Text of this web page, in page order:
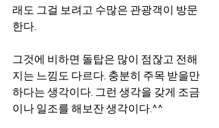
래도 그걸 보려고 수많은 관광객이 방문
한다.
그것에 비하면 돌탑은 많이 점잖고 전해
지는 느낌도 다르다. 충분히 주목 받을만
하다는 생각이다. 그런 생각을 갖게 조금
이나 일조를 해보잔 생각이다.^^